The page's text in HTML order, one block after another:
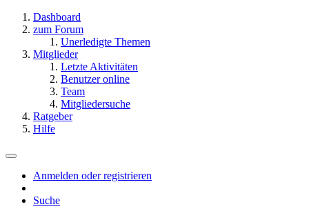
Dashboard
zum Forum
Unerledigte Themen
Mitglieder
Letzte Aktivitäten
Benutzer online
Team
Mitgliedersuche
Ratgeber
Hilfe
Anmelden oder registrieren
Suche